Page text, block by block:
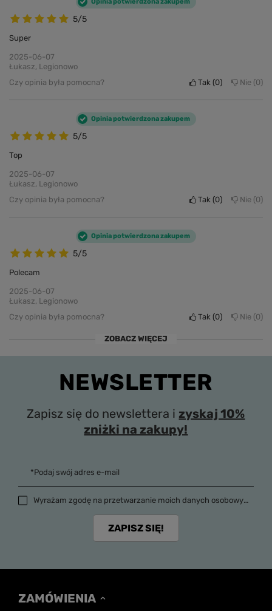
5/5
Opinia potwierdzona zakupem
Super
2025-06-07
Łukasz, Legionowo
Czy opinia była pomocna?
Tak 0 Nie 0
5/5
Opinia potwierdzona zakupem
Top
2025-06-07
Łukasz, Legionowo
Czy opinia była pomocna?
Tak 0 Nie 0
5/5
Opinia potwierdzona zakupem
Polecam
2025-06-07
Łukasz, Legionowo
Czy opinia była pomocna?
Tak 0 Nie 0
ZOBACZ WIĘCEJ
NEWSLETTER
Zapisz się do newslettera i zyskaj 10%
zniżki na zakupy!
*Podaj swój adres e-mail
Wyrażam zgodę na przetwarzanie moich danych osobowych (adres e-mail) na potrzeby wysyłki newslettera z informacją handlową (marketing). Więcej w
ZAPISZ SIĘ!
ZAMÓWIENIA